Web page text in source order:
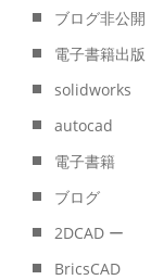
ブログ非公開
電子書籍出版
solidworks
autocad
電子書籍
ブログ
2DCAD ー
BricsCAD